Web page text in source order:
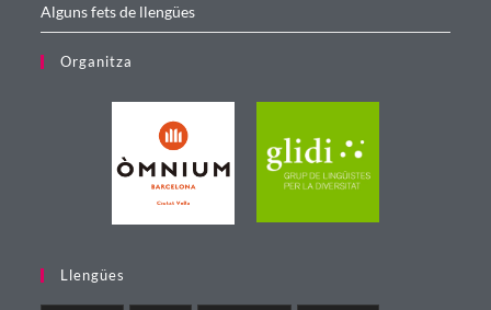
Alguns fets de llengües
Organitza
Llengües